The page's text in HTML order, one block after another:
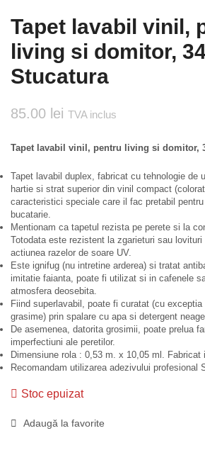
Tapet lavabil vinil,
living si domitor,
Stucatura
85.00 lei TVA inclus
Tapet lavabil vinil, pentru living si domitor,
Tapet lavabil duplex, fabricat cu tehnologie de
hartie si strat superior din vinil compact
caracteristici speciale care il fac pretabil
bucatarie.
Mentionam ca tapetul rezista pe perete si la
Totodata este rezistent la zgarieturi sau
actiunea razelor de soare UV.
Este ignifug (nu intretine arderea) si tratat
imitatie faianta, poate fi utilizat si in cafenele
atmosfera deosebita.
Fiind superlavabil, poate fi curatat (cu
grasime) prin spalare cu apa si detergent
De asemenea, datorita grosimii, poate prelua
imperfectiuni ale peretilor.
Dimensiune rola : 0,53 m. x 10,05 ml. Fabricat
Recomandam utilizarea adezivului profesional
Stoc epuizat
Adaugă la favorite